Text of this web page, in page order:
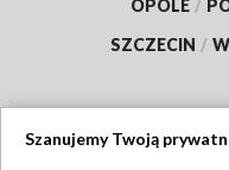
OPOLE /
SZCZECIN /
Szanujemy Twoją